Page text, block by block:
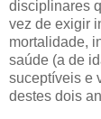
disciplinares
vez de exigir
mortalidade,
saúde (a de
suceptíveis e
destes dois